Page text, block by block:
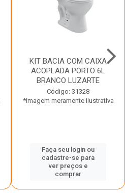
KIT BACIA COM CAIXA
ACOPLADA PORTO 6L
BRANCO LUZARTE
Código: 31328
*Imagem meramente ilustrativa
Faça seu login ou
cadastre-se para
ver preços e
comprar